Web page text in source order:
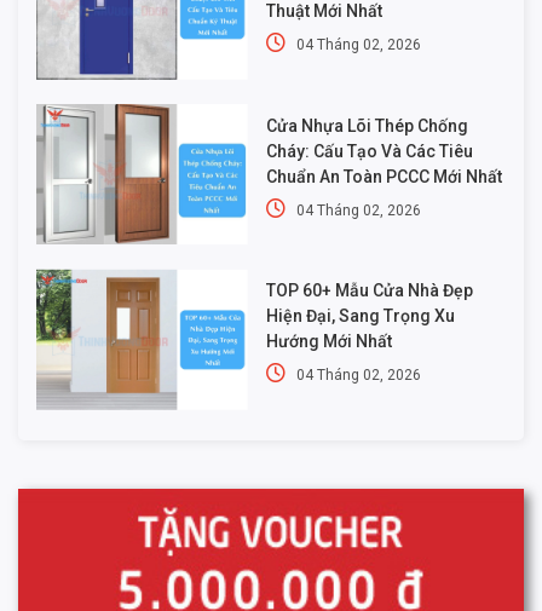
Thuật Mới Nhất
04 Tháng 02, 2026
Cửa Nhựa Lõi Thép Chống
Cháy: Cấu Tạo Và Các Tiêu
Chuẩn An Toàn PCCC Mới Nhất
04 Tháng 02, 2026
TOP 60+ Mẫu Cửa Nhà Đẹp
Hiện Đại, Sang Trọng Xu
Hướng Mới Nhất
04 Tháng 02, 2026